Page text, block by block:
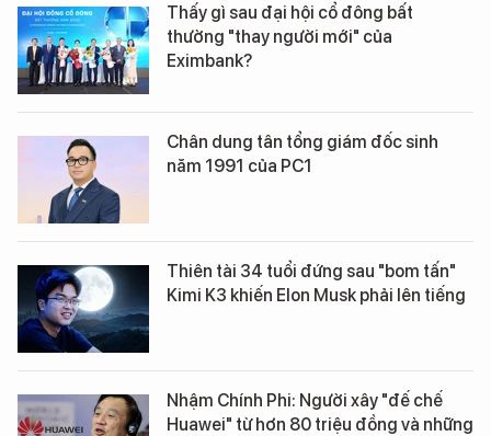
Thấy gì sau đại hội cổ đông bất
thường "thay người mới" của
Eximbank?
Chân dung tân tổng giám đốc sinh
năm 1991 của PC1
Thiên tài 34 tuổi đứng sau "bom tấn"
Kimi K3 khiến Elon Musk phải lên tiếng
Nhậm Chính Phi: Người xây "đế chế
Huawei" từ hơn 80 triệu đồng và những